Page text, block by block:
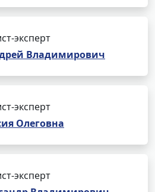
эксперт
Владимирович
эксперт
Олеговна
эксперт